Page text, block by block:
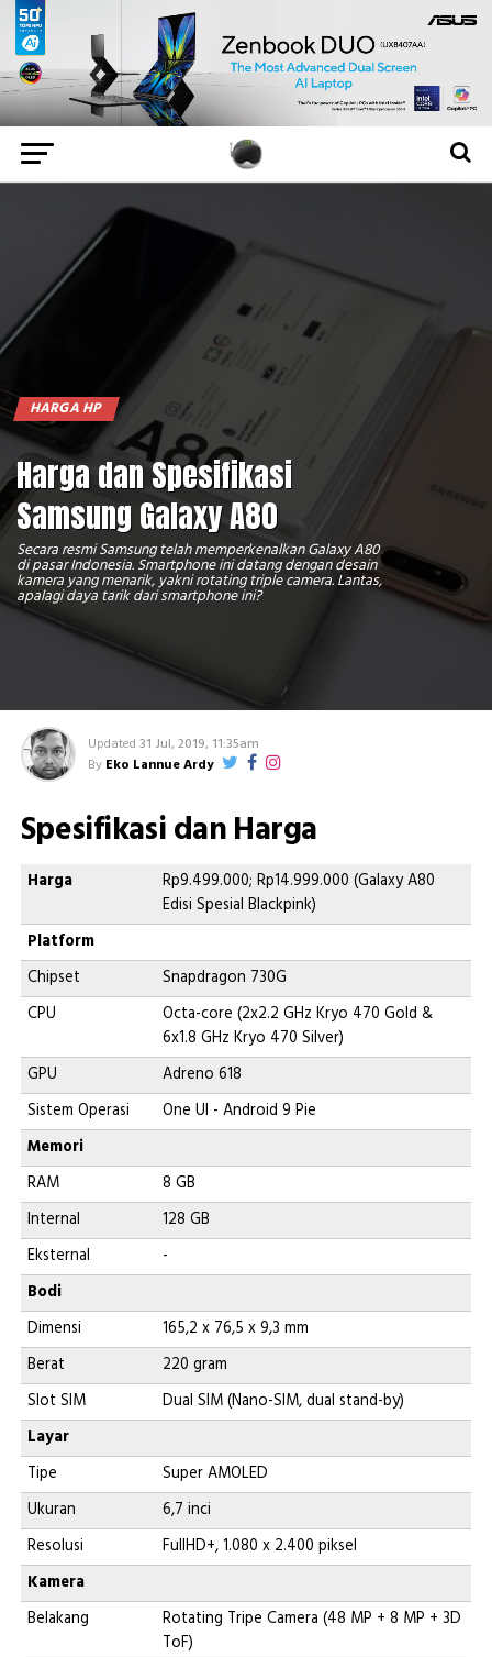
HARGA HP
Harga dan Spesifikasi
Samsung Galaxy A80
Secara resmi Samsung telah memperkenalkan Galaxy A80
di pasar Indonesia. Smartphone ini datang dengan desain
kamera yang menarik, yakni rotating triple camera. Lantas,
apalagi daya tarik dari smartphone ini?
Updated 31 Jul, 2019, 11:35am
By Eko Lannue Ardy
Spesifikasi dan Harga
Harga
Rp9.499.000; Rp14.999.000 (Galaxy A80
Edisi Spesial Blackpink)
Platform
Chipset
Snapdragon 730G
CPU
Octa-core (2x2.2 GHz Kryo 470 Gold &
6x1.8 GHz Kryo 470 Silver)
GPU
Adreno 618
Sistem Operasi
One UI - Android 9 Pie
Memori
RAM
8 GB
Internal
128 GB
Eksternal
-
Bodi
Dimensi
165,2 x 76,5 x 9,3 mm
Berat
220 gram
Slot SIM
Dual SIM (Nano-SIM, dual stand-by)
Layar
Tipe
Super AMOLED
Ukuran
6,7 inci
Resolusi
FullHD+, 1.080 x 2.400 piksel
Kamera
Belakang
Rotating Tripe Camera (48 MP + 8 MP + 3D
ToF)